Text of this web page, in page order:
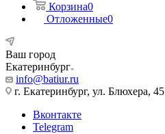
Корзина0
Отложенные0
Ваш город
Екатеринбург
info@batiur.ru
г. Екатеринбург, ул. Блюхера, 45
Вконтакте
Telegram